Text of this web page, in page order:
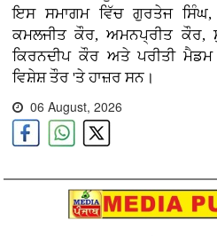
ਇਸ ਸਮਾਗਮ ਵਿੱਚ ਗੁਰਤੇਜ
ਕਮਲਜੀਤ ਕੌਰ, ਅਮਨਪ੍ਰੀਤ ਕੌਰ,
ਕਿਰਨਦੀਪ ਕੌਰ ਅਤੇ ਪਰੀਤੀ
ਵਿਸ਼ੇਸ਼ ਤੌਰ 'ਤੇ ਹਾਜ਼ਰ ਸਨ।
06 August, 2026